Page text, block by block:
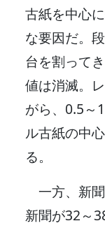
古紙を中心
な要因だ。
台を割って
値は消滅。
がら、0.5～
ル古紙の中
る。
一方、新聞
新聞が32～